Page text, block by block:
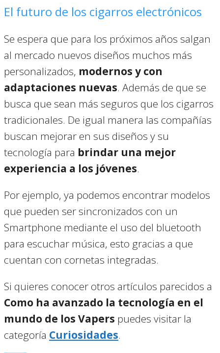
El futuro de los cigarros electrónicos
Se espera que para los próximos años salgan
al mercado nuevos diseños muchos más
personalizados, modernos y con
adaptaciones nuevas. Además de que se
busca que sean más seguros que los cigarros
tradicionales. De igual manera las compañías
buscan mejorar en sus diseños y su
tecnología para brindar una mejor
experiencia a los jóvenes.
Por ejemplo, ya podemos encontrar modelos
que pueden ser sincronizados con un
Smartphone mediante el uso del bluetooth
para escuchar música, esto gracias a que
cuentan con cornetas integradas.
Si quieres conocer otros artículos parecidos a
Como ha avanzado la tecnología en el
mundo de los Vapers puedes visitar la
categoría Curiosidades.